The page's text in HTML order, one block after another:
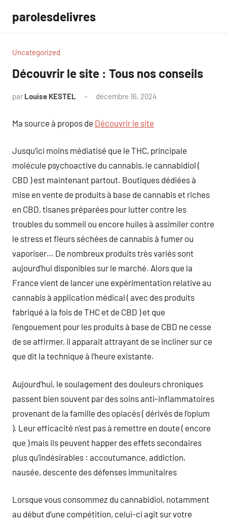
contenu
parolesdelivres
Uncategorized
Découvrir le site : Tous nos conseils
par Louise KESTEL décembre 16, 2024
Ma source à propos de Découvrir le site
Jusqu’ici moins médiatisé que le THC, principale
molécule psychoactive du cannabis, le cannabidiol (
CBD ) est maintenant partout. Boutiques dédiées à
mise en vente de produits à base de cannabis et riches
en CBD, tisanes préparées pour lutter contre les
troubles du sommeil ou encore huiles à assimiler contre
le stress et fleurs séchées de cannabis à fumer ou
vaporiser… De nombreux produits très variés sont
aujourd’hui disponibles sur le marché. Alors que la
France vient de lancer une expérimentation relative au
cannabis à application médical ( avec des produits
fabriqué à la fois de THC et de CBD ) et que
l’engouement pour les produits à base de CBD ne cesse
de se affirmer, il apparait attrayant de se incliner sur ce
que dit la technique à l’heure existante.
Aujourd’hui, le soulagement des douleurs chroniques
passent bien souvent par des soins anti-inflammatoires
provenant de la famille des opiacés ( dérivés de l’opium
). Leur efficacité n’est pas à remettre en doute ( encore
que ) mais ils peuvent happer des effets secondaires
plus qu’indésirables : accoutumance, addiction,
nausée, descente des défenses immunitaires
Lorsque vous consommez du cannabidiol, notamment
au début d’une compétition, celui-ci agit sur votre